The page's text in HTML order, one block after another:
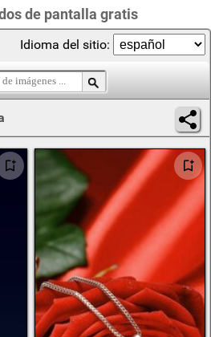
de pantalla gratis
Idioma del sitio: